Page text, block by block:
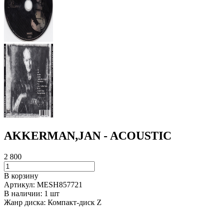
AKKERMAN,JAN - ACOUSTIC
2 800
В корзину
Артикул: MESH857721
В наличии: 1 шт
Жанр диска: Компакт-диск Z